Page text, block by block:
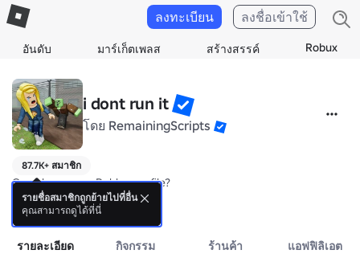
อันดับ มาร์เก็ตเพลส สร้างสรรค์ Robux
ลงทะเบียน ลงชื่อเข้าใช้
i dont run it
โดย RemainingScripts
87.7K+ สมาชิก
Can I have your Roblox profile?
Nah, ion run it.
เพิ่มเติม
รายละเอียด กิจกรรม ร้านค้า แอฟฟิลิเอต
รายชื่อสมาชิกถูกย้ายไปที่อื่น
คุณสามารถดูได้ที่นี่